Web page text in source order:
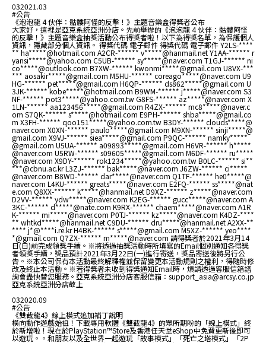
032021.03
#公告
《泡泡龍 4 伙伴：骷髏阿怪的反擊！》主題音樂盒得獎者公布
大家好，這裡是亞克系統亞洲分店。先前舉辦的《泡泡龍 4 伙伴：骷髏阿怪
的反擊！》主題音樂盒抽獎活動公布得獎者啦！以下為得獎名單，為保護個人
資訊，隱藏部分個人資訊。 得獎代碼 電子郵件 得獎代碼 電子郵件 Y2LS-****
** ha*****@hotmail.com A2CR-****** v*****@hanmail.net Y1AA-****** r
yansi*****@yahoo.com C5UB-****** sy*****@naver.com T1GJ-****** ni
co*****@outlook.com B7XW-****** kwonmi*****@gmail.com U8VX-***
*** aosakir*****@gmail.com M5HU-****** coreago*****@naver.com U9
HG-****** pet*****@gmail.com H6QP-****** ds862*****@gmail.com U
3JK-****** kobe*****@hotmail.com B9WM-****** j*****@naver.com S3
NF-****** pot3*****@yahoo.com.tw G8FS-****** az*****@naver.com X
1LN-****** aa123456*****@gmail.com R4ZX-****** mc8*****@naver.c
om S7QK-****** s*****@hotmail.com E9PH-****** shba*****@gmail.co
m X3FH-****** qoo151*****@yahoo.com.tw B3DY-****** clouds*****@
naver.com X0XN-****** paulo*****@gmail.com M9XN-****** sinji*****@
gmail.com X9VJ-****** siea*****@gmail.com P9QC-****** namky*****
@gmail.com U5UA-****** a09893*****@gmail.com H6VR-****** h*****
@naver.com U5RW-****** s09605*****@gmail.com M6DF-****** ru*****
@naver.com X9DY-****** rok1234*****@yahoo.com.tw B0LC-****** si**
***@cbnu.ac.kr L3ZJ-****** bak*****@naver.com J6ZW-****** ci*****
@naver.com B8WD-****** dar*****@naver.com Q1TF-****** he0*****@
naver.com L4KU-****** greats*****@naver.com E2FQ-****** ss*****@nat
e.com Q8XX-****** k*****@hanmail.net D9XZ-****** z*****@naver.com
D2VV-****** ydw*****@naver.com K2EG-****** gucc*****@naver.com A
3KC-****** d*****@nate.com K9RX-****** chaem*****@naver.com A1R
K-****** mi*****@naver.com P0TJ-****** kz*****@naver.com K4DZ-****
** whtkd*****@hanmail.net C9DU-****** dru*****@hanmail.net A2XX-**
**** j*@****i.re.kr H4BK-****** s*****@gmail.com M5XZ-****** yeo****
*@gmail.com Q7ZX-****** m*****@naver.com 請得獎者於2021年3月14
日(日)前完成領獎手續。※將透過抽獎活動時所填寫的Email個別通知各得獎
者領獎手續，獎品預計2021年3月22日(一)進行寄送，獎品寄送後將另行公
告。※本公司保有本活動最終解釋權並保留變更本活動規則之權利，得隨時修
改及終止本活動。※若得獎者未收到得獎通知Email時，煩請透過客服信箱諮
詢會盡快替您服務。亞克系統亞洲分店客服信箱：support_asia@arcsy.co.jp
亞克系統亞洲分店敬上
032020.09
#公告
《雙截龍4》線上模式追加補丁說明
橫向動作遊戲始祖！下載專用軟體《雙截龍4》的眾所期盼的「線上模式」終
於新增啦！現在於PlayStation™Store及香港任天堂eShop中免費更新後即可
以遊玩。。和朋友以及全世界一起遊玩「故事模式」「死亡之塔模式」「2P